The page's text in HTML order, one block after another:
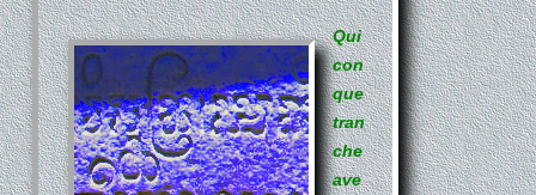
Qui
con
que
tran
che
ave